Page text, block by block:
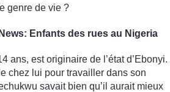
genre de vie ?
Enfants des rues au Nigeria
ans, est originaire de l’état d’Ebonyi.
chez lui pour travailler dans son
savait bien qu’il aurait mieux